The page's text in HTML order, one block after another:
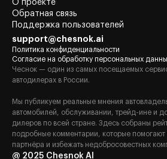
О проекте
Обратная связь
Поддержка пользователей
support@chesnok.ai
Политика конфиденциальности
Согласие на обработку персональных
Чеснок — один из самых посещаемых
автодилерах в России.
Мы публикуем реальные мнения
автомобилей, обслуживании, трейд-ине и
дилеров по всей стране. Здесь собраны
подробные комментарии, которые помогают
партнёра и избежать недобросовестных
@ 2025 Chesnok AI